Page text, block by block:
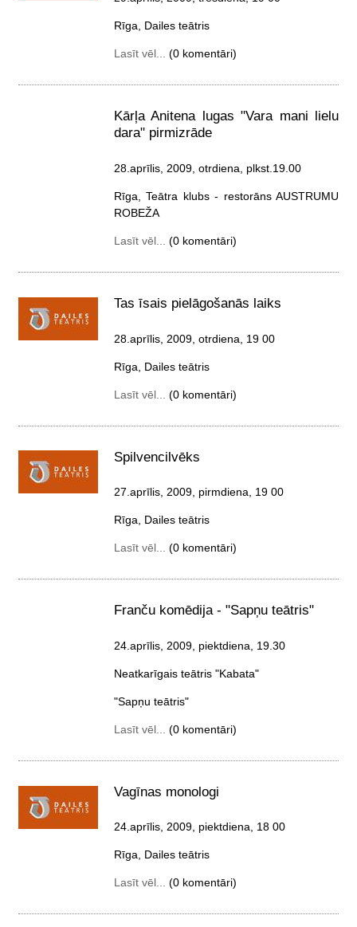
Rīga, Dailes teātris
Lasīt vēl... (0 komentāri)
Kārļa Anitena lugas "Vara mani lielu
dara" pirmizrāde
28.aprīlis, 2009, otrdiena , plkst.19.00
Rīga, Teātra klubs - restorāns AUSTRUMU
ROBEŽA
Lasīt vēl... (0 komentāri)
Tas īsais pielāgošanās laiks
28.aprīlis, 2009, otrdiena , 19 00
Rīga, Dailes teātris
Lasīt vēl... (0 komentāri)
Spilvencilvēks
27.aprīlis, 2009, pirmdiena , 19 00
Rīga, Dailes teātris
Lasīt vēl... (0 komentāri)
Franču komēdija - "Sapņu teātris"
24.aprīlis, 2009, piektdiena , 19.30
Neatkarīgais teātris "Kabata"
"Sapņu teātris"
Lasīt vēl... (0 komentāri)
Vagīnas monologi
24.aprīlis, 2009, piektdiena, 18 00
Rīga, Dailes teātris
Lasīt vēl... (0 komentāri)